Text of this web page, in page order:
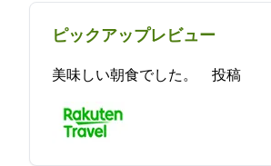
ピックアップレビュー
美味しい朝食でした。 2021-10-28 11:44:01投稿